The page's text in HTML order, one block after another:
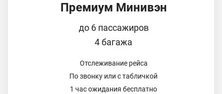
Премиум Минивэн
до 6 пассажиров
4 багажа
Отслеживание рейса
По звонку или с табличкой
1 час ожидания бесплатно